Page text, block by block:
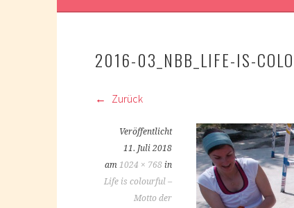
2016-03_NBB_LIFE-IS-
Zurück
Veröffentlicht
11. Juli 2018
am 1024 × 768 in
Life is colourful –
Motto der